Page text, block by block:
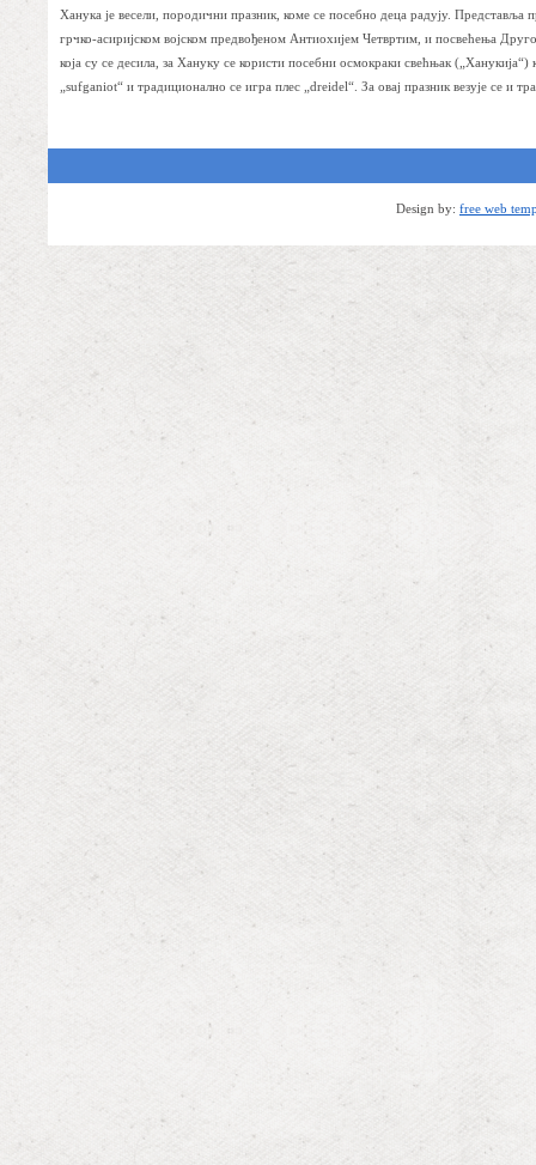
Ханука је весели, породични празник, коме се посебно деца радују. Представља
грчко-асиријском војском предвођеном Антиохијем Четвртим, и посвећења
која су се десила, за Хануку се користи посебни осмокраки свећњак
„sufganiot“ и традиционално се игра плес „dreidel“. За овај празник везује се и
Design by: free web